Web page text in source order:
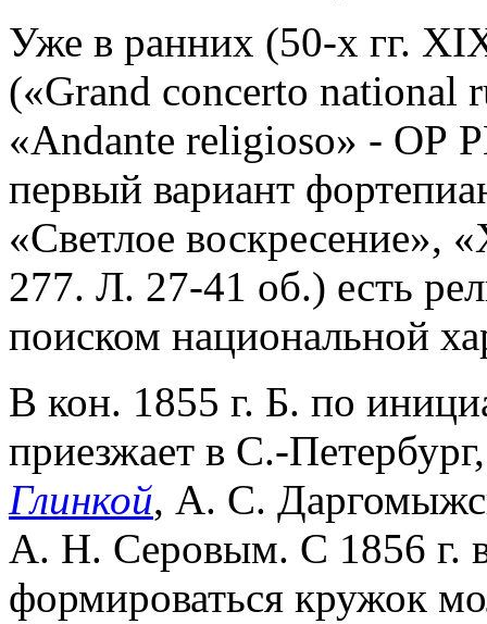
Уже в ранних (50-х гг.
(«Grand concerto national
«Andante religioso» -
первый вариант
«Светлое
277. Л. 27-41 об.) есть
поиском национальной
В кон. 1855 г. Б. по
приезжает в С.-
Глинкой, А. С.
А. Н. Серовым. С 1856 г.
формироваться кружок